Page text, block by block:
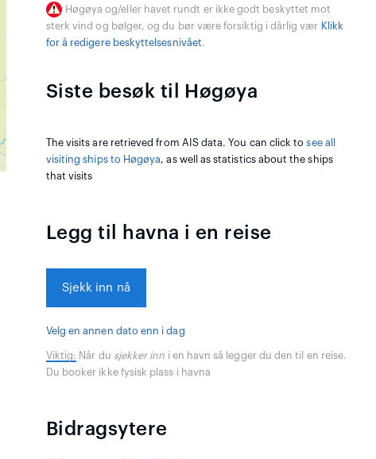
Høgøya og/eller havet rundt er ikke godt beskyttet mot
sterk vind og bølger, og du bør være forsiktig i dårlig vær Klikk
for å redigere beskyttelsesnivået.
Siste besøk til Høgøya
The visits are retrieved from AIS data. You can click tosee all
visiting ships to Høgøya, as well as statistics about the ships
that visits
Legg til havna i en reise
Sjekk inn nå
Velg en annen dato enn i dag
Viktig: Når du sjekker inn i en havn så legger du den til en reise.
Du booker ikke fysisk plass i havna
Bidragsytere